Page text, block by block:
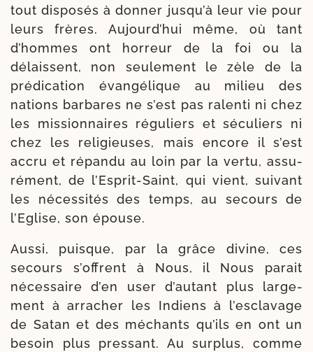
tout dis­po­sés à don­ner jusqu’à leur vie pour
leurs frères. Aujourd’hui même, où tant
d’hommes ont hor­reur de la foi ou la
délaissent, non seule­ment le zèle de la
prédica­tion évan­gé­lique au milieu des
nations bar­bares ne s’est pas ralen­ti ni chez
les mis­sion­naires régu­liers et sécu­liers ni
chez les reli­gieuses, mais encore il s’est
accru et répan­du au loin par la ver­tu, assu­
ré­ment, de l’Esprit-Saint, qui vient, sui­vant
les néces­si­tés des temps, au secours de
l’Eglise, son épouse.
Aussi, puisque, par la grâce divine, ces
secours s’offrent à Nous, il Nous parait
néces­saire d’en user d’autant plus lar­ge­
ment à arra­cher les Indiens à l’esclavage
de Satan et des méchants qu’ils en ont un
besoin plus pres­sant. Au sur­plus, comme